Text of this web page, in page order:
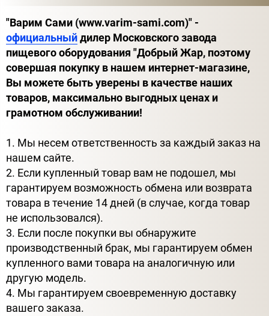
"Варим Сами (www.varim-sami.com)" -
официальныйдилер Московского завода
пищевого оборудования "Добрый Жар, поэтому
совершая покупку в нашем интернет-магазине,
Вы можете быть уверены в качестве наших
товаров, максимально выгодных ценах и
грамотном обслуживании!
1. Мы несем ответственность за каждый заказ на
нашем сайте.
2. Если купленный товар вам не подошел, мы
гарантируем возможность обмена или возврата
товара в течение 14 дней (в случае, когда товар
не использовался).
3. Если после покупки вы обнаружите
производственный брак, мы гарантируем обмен
купленного вами товара на аналогичную или
другую модель.
4. Мы гарантируем своевременную доставку
вашего заказа.